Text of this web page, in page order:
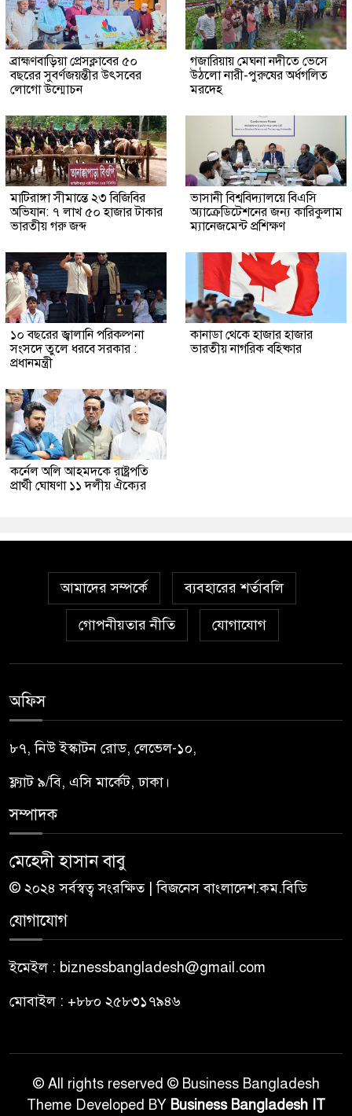
ব্রাহ্মণবাড়িয়া প্রেসক্লাবের ৫০
বছরের সুবর্ণজয়ন্তীর উৎসবের
লোগো উন্মোচন
গজারিয়ায় মেঘনা নদীতে ভেসে
উঠলো নারী-পুরুষের অর্ধগলিত
মরদেহ
মাটিরাঙ্গা সীমান্তে ২৩ বিজিবির
অভিযান: ৭ লাখ ৫০ হাজার টাকার
ভারতীয় গরু জব্দ
ভাসানী বিশ্ববিদ্যালয়ে বিএসি
অ্যাক্রেডিটেশনের জন্য কারিকুলাম
ম্যানেজমেন্ট প্রশিক্ষণ
১০ বছরের জ্বালানি পরিকল্পনা
সংসদে তুলে ধরবে সরকার :
প্রধানমন্ত্রী
কানাডা থেকে হাজার হাজার
ভারতীয় নাগরিক বহিষ্কার
কর্নেল অলি আহমদকে রাষ্ট্রপতি
প্রার্থী ঘোষণা ১১ দলীয় ঐক্যের
আমাদের সম্পর্কে ব্যবহারের শর্তাবলি
গোপনীয়তার নীতি যোগাযোগ
অফিস
৮৭, নিউ ইস্কাটন রোড, লেভেল-১০,
ফ্ল্যাট ৯/বি, এসি মার্কেট, ঢাকা।
সম্পাদক
মেহেদী হাসান বাবু
© ২০২৪ সর্বস্বত্ব সংরক্ষিত | বিজনেস বাংলাদেশ.কম.বিডি
যোগাযোগ
ইমেইল : biznessbangladesh@gmail.com
মোবাইল : +৮৮০ ২৫৮৩১৭৯৪৬
© All rights reserved © Business Bangladesh
Theme Developed BY Business Bangladesh IT